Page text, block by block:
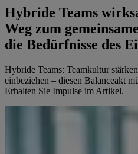
Hybride Teams
Weg zum
die Bedürfnisse des
Hybride Teams: Teamkultur
einbeziehen – diesen Balanceakt
Erhalten Sie Impulse im Artikel.